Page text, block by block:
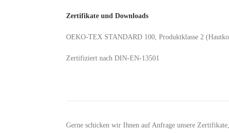
Zertifikate und Downloads
OEKO-TEX STANDARD 100, Produktklasse 2
Zertifiziert nach DIN-EN-13501
Gerne schicken wir Ihnen auf Anfrage unsere Zertifikate,